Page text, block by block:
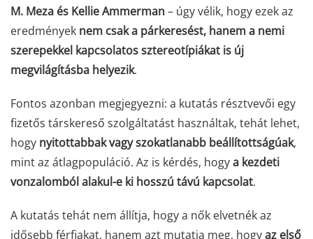
M. Meza és Kellie Ammerman– úgy vélik, hogy ezek az
eredmények nem csak a párkeresést, hanem a nemi
szerepekkel kapcsolatos sztereotípiákat is új
megvilágításba helyezik.
Fontos azonban megjegyezni: a kutatás résztvevői egy
fizetős társkereső szolgáltatást használtak, tehát lehet,
hogy nyitottabbak vagy szokatlanabb beállítottságúak,
mint az átlagpopuláció. Az is kérdés, hogya kezdeti
vonzalomból alakul-e ki hosszú távú kapcsolat.
A kutatás tehát nem állítja, hogy a nők elvetnék az
idősebb férfiakat, hanem azt mutatja meg, hogyaz első